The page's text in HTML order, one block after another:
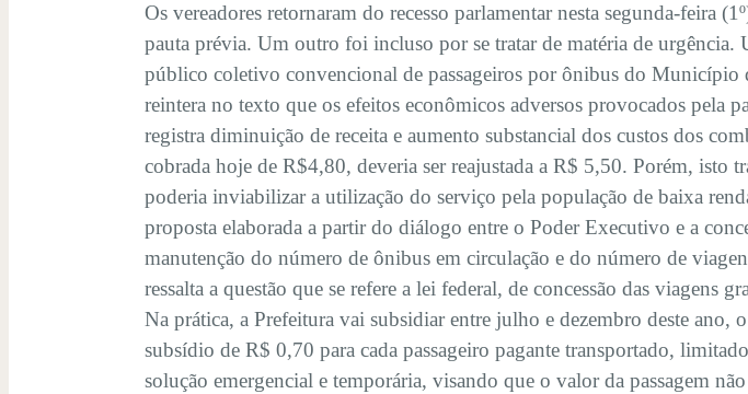
Os vereadores retornaram do recesso parlamentar nesta segunda-feira
pauta prévia. Um outro foi incluso por se tratar de matéria de urgência.
público coletivo convencional de passageiros por ônibus do Município
reintera no texto que os efeitos econômicos adversos provocados pela
registra diminuição de receita e aumento substancial dos custos dos
cobrada hoje de R$4,80, deveria ser reajustada a R$ 5,50. Porém, isto
poderia inviabilizar a utilização do serviço pela população de baixa
proposta elaborada a partir do diálogo entre o Poder Executivo e a
manutenção do número de ônibus em circulação e do número de
ressalta a questão que se refere a lei federal, de concessão das viagens
Na prática, a Prefeitura vai subsidiar entre julho e dezembro deste ano,
subsídio de R$ 0,70 para cada passageiro pagante transportado,
solução emergencial e temporária, visando que o valor da passagem